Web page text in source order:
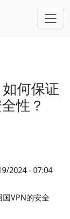
何保证
性？
2024 - 07:04
VPN的安全